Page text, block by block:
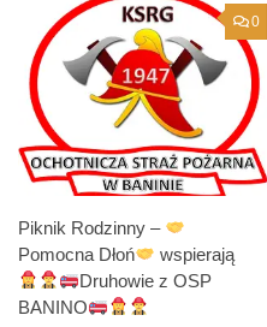
0
Piknik Rodzinny –
Pomocna Dłoń
wspierają
Druhowie z OSP
BANINO